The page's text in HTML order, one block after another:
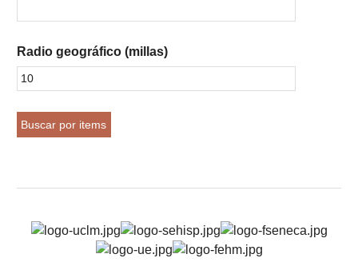
Radio geográfico (millas)